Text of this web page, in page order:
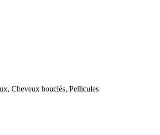
Cheveux bouclés, Pellicules